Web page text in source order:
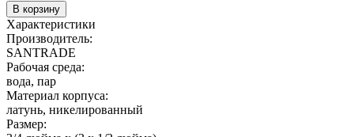
В корзину
Характеристики
Производитель:
SANTRADE
Рабочая среда:
вода, пар
Материал корпуса:
латунь, никелированный
Размер: